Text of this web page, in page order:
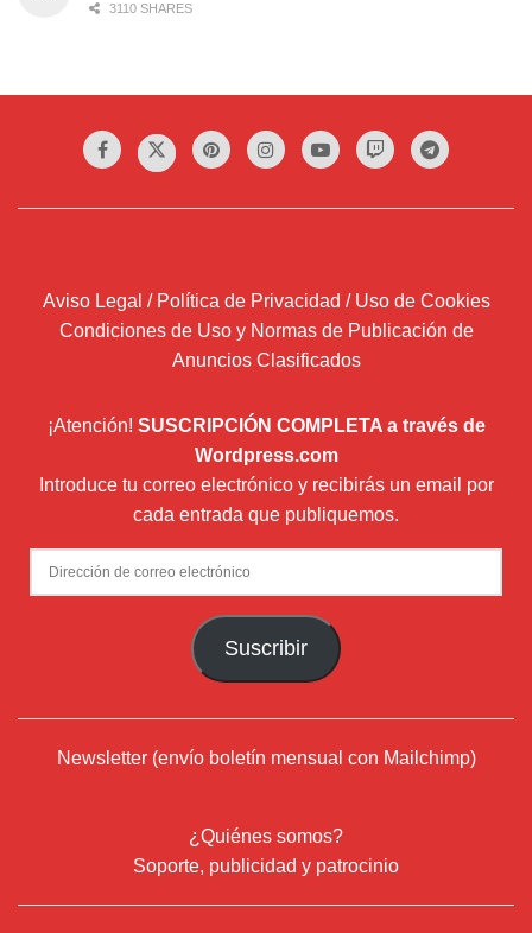
3110 SHARES
Aviso Legal / Política de Privacidad / Uso de Cookies
Condiciones de Uso y Normas de Publicación de
Anuncios Clasificados
¡Atención! SUSCRIPCIÓN COMPLETA a través de
Wordpress.com
Introduce tu correo electrónico y recibirás un email por
cada entrada que publiquemos.
Dirección
de
Suscribir
Newsletter (envío boletín mensual con Mailchimp)
¿Quiénes somos?
Soporte, publicidad y patrocinio